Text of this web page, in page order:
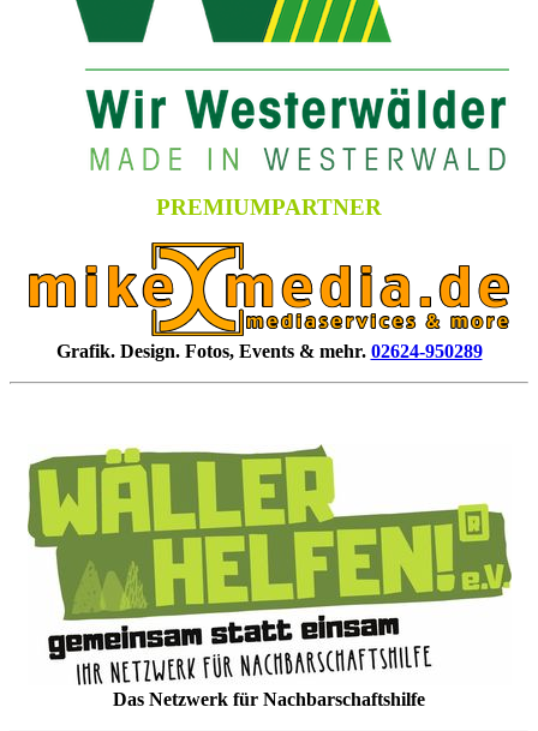
PREMIUMPARTNER
Grafik. Design. Fotos, Events & mehr. 02624-950289
Das Netzwerk für Nachbarschaftshilfe